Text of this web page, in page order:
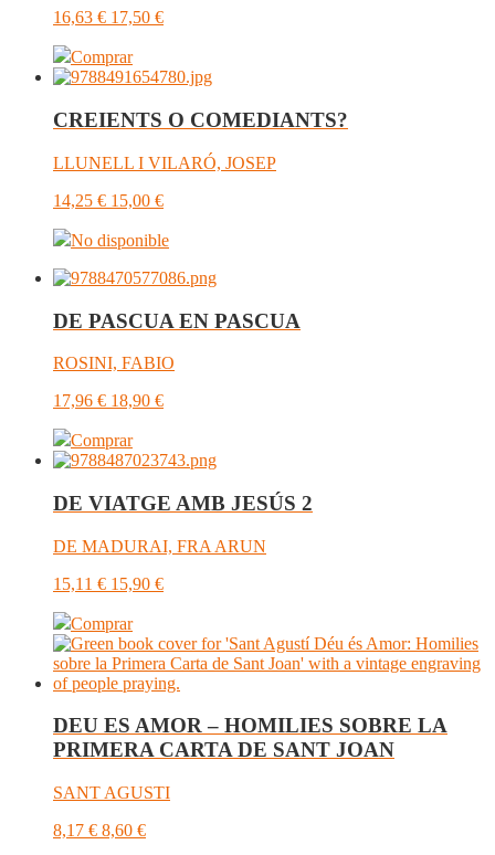
16,63 € 17,50 €
Comprar
CREIENTS O COMEDIANTS?
LLUNELL I VILARÓ, JOSEP
14,25 € 15,00 €
No disponible
DE PASCUA EN PASCUA
ROSINI, FABIO
17,96 € 18,90 €
Comprar
DE VIATGE AMB JESÚS 2
DE MADURAI, FRA ARUN
15,11 € 15,90 €
Comprar
DEU ES AMOR – HOMILIES SOBRE LA
PRIMERA CARTA DE SANT JOAN
SANT AGUSTI
8,17 € 8,60 €